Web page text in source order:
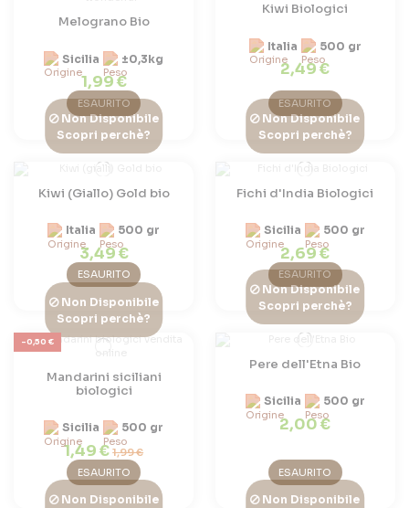
Melograno Bio
Sicilia ±0,3kg
1,99 €
ESAURITO
Kiwi Biologici
Italia 500 gr
2,49 €
ESAURITO
Non Disponibile
Scopri perchè?
Kiwi (Giallo) Gold bio
Italia 500 gr
3,49 €
ESAURITO
Non Disponibile
Scopri perchè?
Fichi d'India Biologici
Sicilia 500 gr
2,69 €
ESAURITO
-0,50 €
Non Disponibile
Scopri perchè?
Mandarini siciliani
biologici
Sicilia 500 gr
1,49 €1,99 €
ESAURITO
Non Disponibile
Scopri perchè?
Pere dell'Etna Bio
Sicilia 500 gr
2,00 €
ESAURITO
Non Disponibile
Non Disponibile